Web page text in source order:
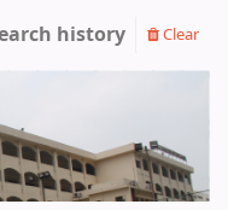
Library
history Clear